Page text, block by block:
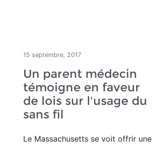
15 septembre, 2017
Un parent médecin
témoigne en faveur
de lois sur l'usage du
sans fil
Le Massachusetts se voit offrir une